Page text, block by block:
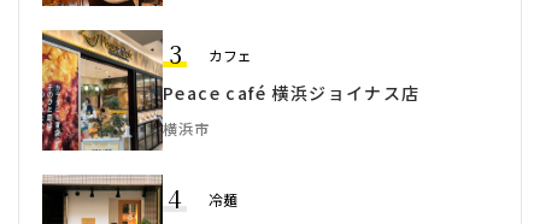
3 カフェ
Peace café 横浜ジョイナス店
横浜市
4 冷麺